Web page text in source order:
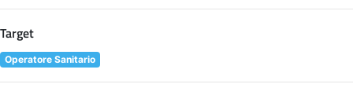
Target
Operatore Sanitario